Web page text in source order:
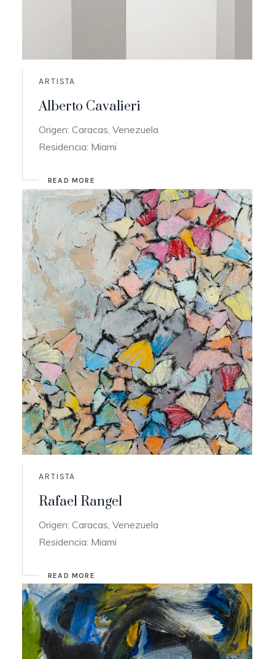
ARTISTA
Alberto Cavalieri
Origen: Caracas, Venezuela
Residencia: Miami
READ MORE
ARTISTA
Rafael Rangel
Origen: Caracas, Venezuela
Residencia: Miami
READ MORE